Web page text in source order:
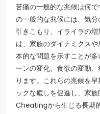
苦痛の一般的な兆候は何
の一般的な兆候には、気
引きこもり、イライラの
は、家族のダイナミクス
本的な問題を示すことが
ーンの変化、食欲の変動
ります。これらの兆候を
ックな癒しを促進し、家
Cheatingから生じる長期